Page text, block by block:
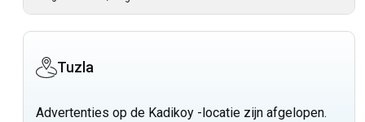
Tuzla
Advertenties op de Kadikoy -locatie zijn afgelopen.